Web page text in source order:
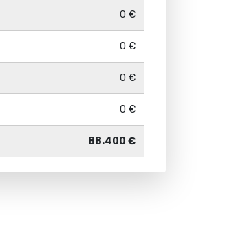
0 €
0 €
0 €
0 €
88.400 €